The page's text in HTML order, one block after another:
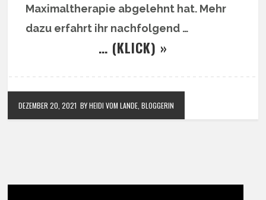
Maximaltherapie abgelehnt hat. Mehr
dazu erfahrt ihr nachfolgend …
… (KLICK) »
DEZEMBER 20, 2021 BY HEIDI VOM LANDE, BLOGGERIN